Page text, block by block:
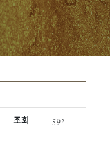
조회 592